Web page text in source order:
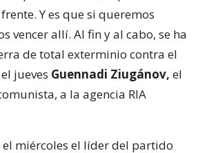
Y es que si queremos
vencer allí. Al fin y al cabo, se ha
de total exterminio contra el
jueves Guennadi Ziugánov, el
a la agencia RIA
el miércoles el líder del partido